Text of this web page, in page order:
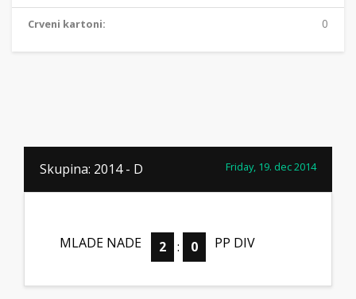
Crveni kartoni: 0
Skupina: 2014 - D Friday, 19. dec 2014
MLADE NADE 2 : 0 PP DIV